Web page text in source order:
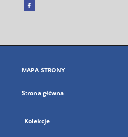
Facebook
się
karcie
MAPA STRONY
Strona główna
Kolekcje